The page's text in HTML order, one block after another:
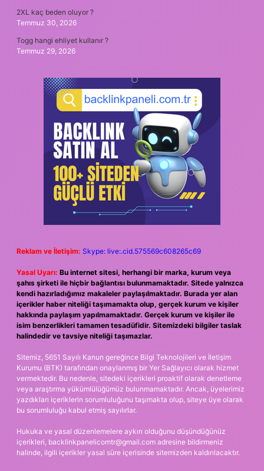
2XL kaç beden oluyor ?
Temmuz 30, 2026
Togg hangi ehliyet kullanır ?
Temmuz 29, 2026
Reklam ve İletişim: Skype: live:.cid.575569c608265c69
Yasal Uyarı: Bu internet sitesi, herhangi bir marka, kurum veya
şahıs şirketi ile hiçbir bağlantısı bulunmamaktadır. Sitede yalnızca
kendi hazırladığımız makaleler paylaşılmaktadır. Burada yer alan
içerikler haber niteliği taşımamakta olup, gerçek kurum ve kişiler
hakkında paylaşım yapılmamaktadır. Gerçek kurum ve kişiler ile
isim benzerlikleri tamamen tesadüfidir. Sitemizdeki bilgiler taslak
halindedir ve tavsiye niteliği taşımazlar.
Sitemiz, 5651 Sayılı Kanun gereğince Bilgi Teknolojileri ve İletişim
Kurumu (BTK) tarafından onaylanmış bir Yer Sağlayıcı olarak hizmet
vermektedir. Bu nedenle, sitedeki içerikleri proaktif olarak denetleme
veya araştırma yükümlülüğümüz bulunmamaktadır. Ancak, üyelerimiz
yazdıkları içeriklerin sorumluluğunu taşımakta olup, siteye üye olarak
bu sorumluluğu kabul etmiş sayılırlar.
Hukuka ve yasal düzenlemelere aykırı olduğunu düşündüğünüz
içerikleri, backlinkpanelicomtr@gmail.com adresine bildirmeniz
halinde, ilgili içerikler yasal süre içerisinde sitemizden kaldırılacaktır.